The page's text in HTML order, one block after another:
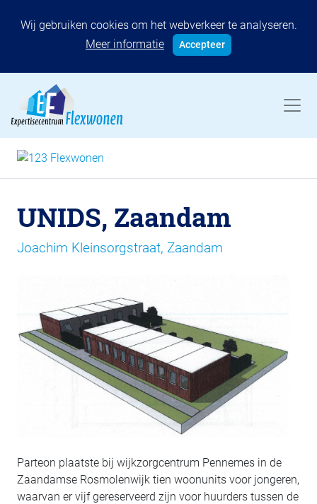
Wij gebruiken cookies om het webverkeer te analyseren.
Meer informatie
Accepteer
UNIDS, Zaandam
Joachim Kleinsorgstraat, Zaandam
Parteon plaatste bij wijkzorgcentrum Pennemes in de
Zaandamse Rosmolenwijk tien woonunits voor jongeren,
waarvan er vijf gereserveerd zijn voor huurders tussen de